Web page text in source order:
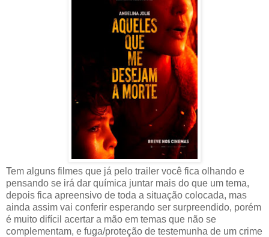
Tem alguns filmes que já pelo trailer você fica olhando e
pensando se irá dar química juntar mais do que um tema,
depois fica apreensivo de toda a situação colocada, mas
ainda assim vai conferir esperando ser surpreendido, porém
é muito difícil acertar a mão em temas que não se
complementam, e fuga/proteção de testemunha de um crime